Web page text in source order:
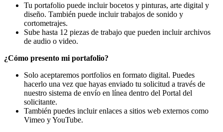
Tu portafolio puede incluir bocetos y pinturas, arte digital y
diseño. También puede incluir trabajos de sonido y
cortometrajes.
Sube hasta 12 piezas de trabajo que pueden incluir archivos
de audio o video.
¿Cómo presento mi portafolio?
Solo aceptaremos portfolios en formato digital. Puedes
hacerlo una vez que hayas enviado tu solicitud a través de
nuestro sistema de envío en línea dentro del Portal del
solicitante.
También puedes incluir enlaces a sitios web externos como
Vimeo y YouTube.